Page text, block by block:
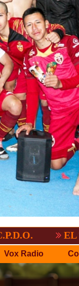
EL TIGRE
Vox Radio